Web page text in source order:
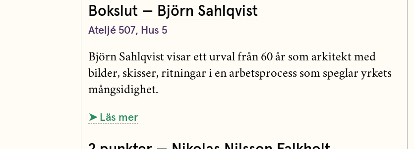
Bokslut — Björn Sahlqvist
Ateljé 507, Hus 5
Björn Sahlqvist visar ett urval från 60 år som arkitekt med
bilder, skisser, ritningar i en arbetsprocess som speglar yrkets
mångsidighet.
➤ Läs mer